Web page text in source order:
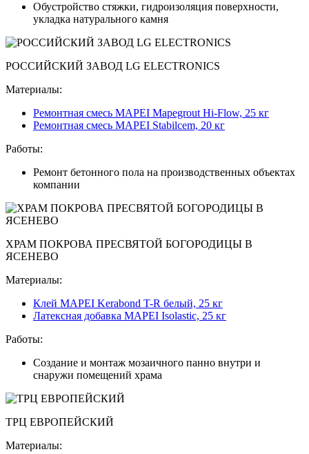
Обустройство стяжки, гидроизоляция поверхности,
укладка натурального камня
РОССИЙСКИЙ ЗАВОД LG ELECTRONICS
Материалы:
Ремонтная смесь MAPEI Mapegrout Hi-Flow, 25 кг
Ремонтная смесь MAPEI Stabilcem, 20 кг
Работы:
Ремонт бетонного пола на производственных объектах
компании
ХРАМ ПОКРОВА ПРЕСВЯТОЙ БОГОРОДИЦЫ В
ЯСЕНЕВО
Материалы:
Клей MAPEI Kerabond T-R белый, 25 кг
Латексная добавка MAPEI Isolastic, 25 кг
Работы:
Создание и монтаж мозаичного панно внутри и
снаружи помещений храма
ТРЦ ЕВРОПЕЙСКИЙ
Материалы: